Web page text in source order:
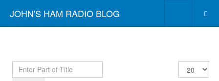
JOHN'S HAM RADIO BLOG
Enter
Part
Display
#